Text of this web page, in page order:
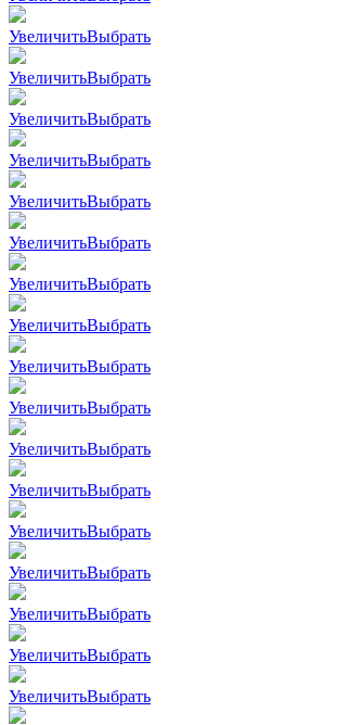
УвеличитьВыбрать
УвеличитьВыбрать
УвеличитьВыбрать
УвеличитьВыбрать
УвеличитьВыбрать
УвеличитьВыбрать
УвеличитьВыбрать
УвеличитьВыбрать
УвеличитьВыбрать
УвеличитьВыбрать
УвеличитьВыбрать
УвеличитьВыбрать
УвеличитьВыбрать
УвеличитьВыбрать
УвеличитьВыбрать
УвеличитьВыбрать
УвеличитьВыбрать